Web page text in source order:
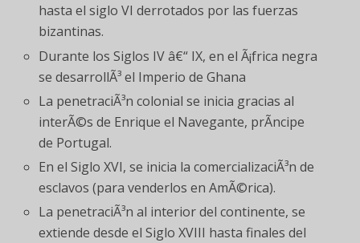
hasta el siglo VI derrotados por las fuerzas
bizantinas.
Durante los Siglos IV â€“ IX, en el Ã¡frica negra
se desarrollÃ³ el Imperio de Ghana
La penetraciÃ³n colonial se inicia gracias al
interÃ©s de Enrique el Navegante, prÃ­ncipe
de Portugal.
En el Siglo XVI, se inicia la comercializaciÃ³n de
esclavos (para venderlos en AmÃ©rica).
La penetraciÃ³n al interior del continente, se
extiende desde el Siglo XVIII hasta finales del